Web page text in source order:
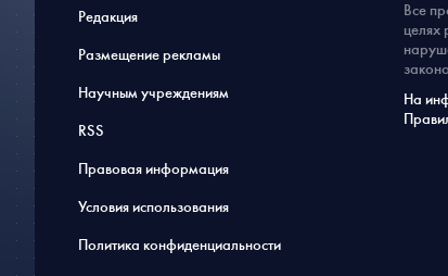
Редакция
Размещение рекламы
Научным учреждениям
RSS
Правовая информация
Условия использования
Политика конфиденциальности
Все
целях
На